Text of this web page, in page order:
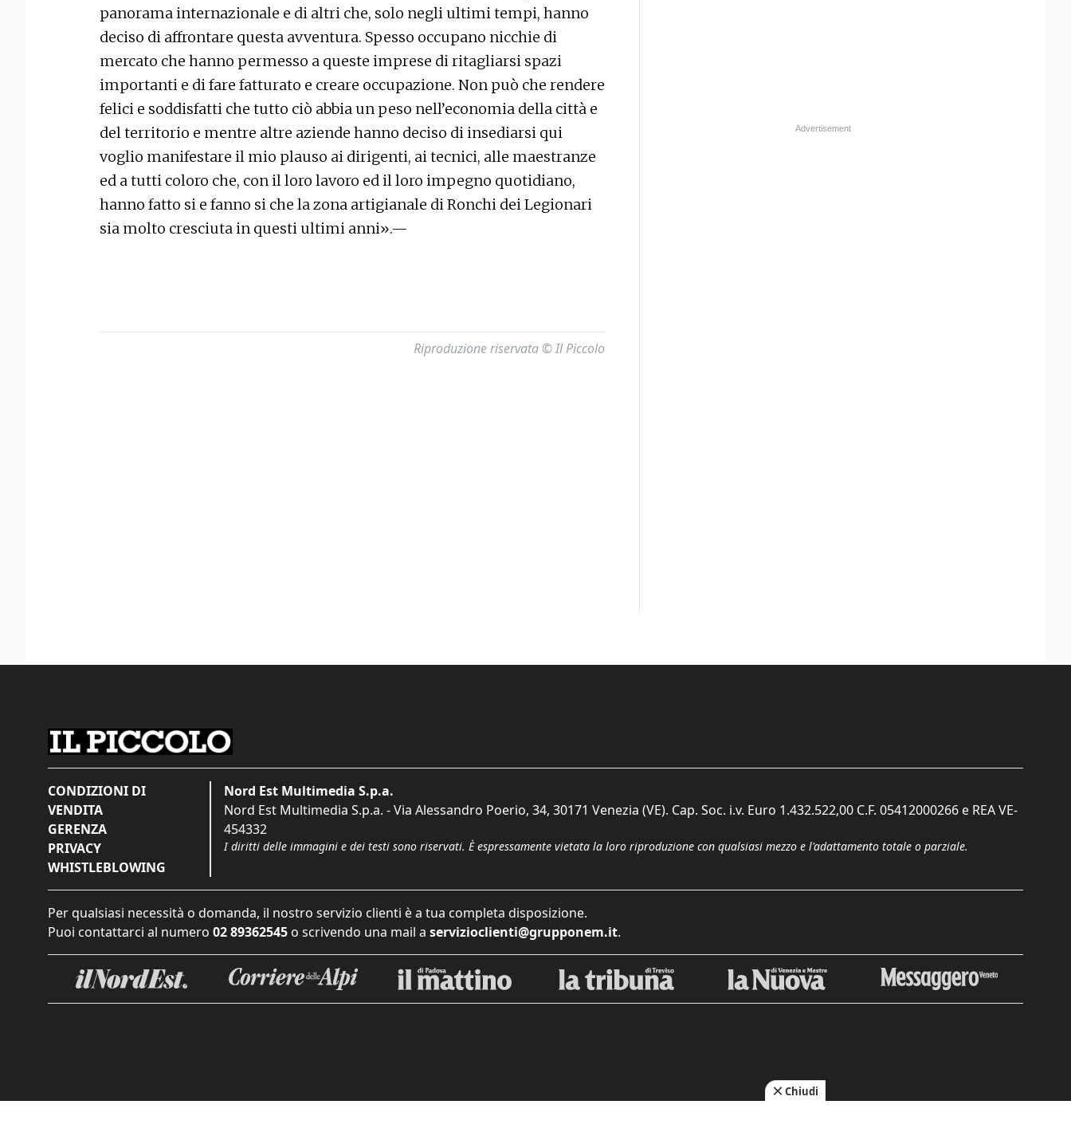
panorama internazionale e di altri che, solo negli ultimi tempi, hanno
deciso di affrontare questa avventura. Spesso occupano nicchie di
mercato che hanno permesso a queste imprese di ritagliarsi spazi
importanti e di fare fatturato e creare occupazione. Non può che rendere
felici e soddisfatti che tutto ciò abbia un peso nell’economia della città e
del territorio e mentre altre aziende hanno deciso di insediarsi qui
voglio manifestare il mio plauso ai dirigenti, ai tecnici, alle maestranze
ed a tutti coloro che, con il loro lavoro ed il loro impegno quotidiano,
hanno fatto si e fanno si che la zona artigianale di Ronchi dei Legionari
sia molto cresciuta in questi ultimi anni».—
Riproduzione riservata © Il Piccolo
CONDIZIONI DI
VENDITA
GERENZA
PRIVACY
WHISTLEBLOWING
Nord Est Multimedia S.p.a.
Nord Est Multimedia S.p.a. - Via Alessandro Poerio, 34, 30171 Venezia (VE). Cap. Soc. i.v. Euro 1.432.522,00 C.F. 05412000266 e REA VE-
454332
I diritti delle immagini e dei testi sono riservati. È espressamente vietata la loro riproduzione con qualsiasi mezzo e l'adattamento totale o parziale.
Per qualsiasi necessità o domanda, il nostro servizio clienti è a tua completa disposizione.
Puoi contattarci al numero 02 89362545 o scrivendo una mail a servizioclienti@grupponem.it.
Chiudi